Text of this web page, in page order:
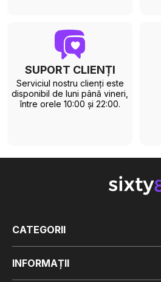
SUPORT CLIENȚI
Serviciul nostru clienți este
disponibil de luni până vineri,
între orele 10:00 și 22:00.
CATEGORII
INFORMAȚII